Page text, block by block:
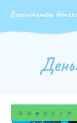
Воспитатель
Новости